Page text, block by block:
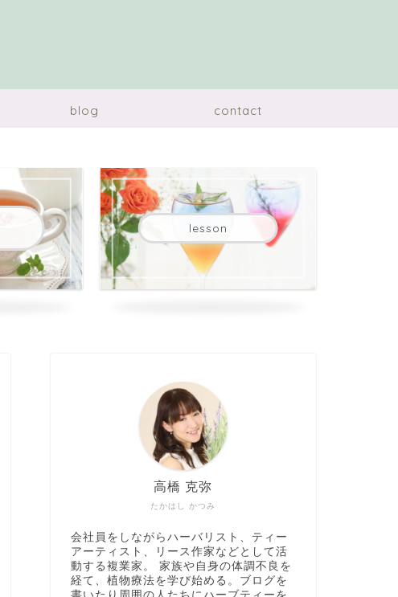
blog contact
lesson
たかはし かつみ
高橋 克弥
会社員をしながらハーバリスト、ティー
アーティスト、リース作家などとして活
動する複業家。 家族や自身の体調不良を
経て、植物療法を学び始める。ブログを